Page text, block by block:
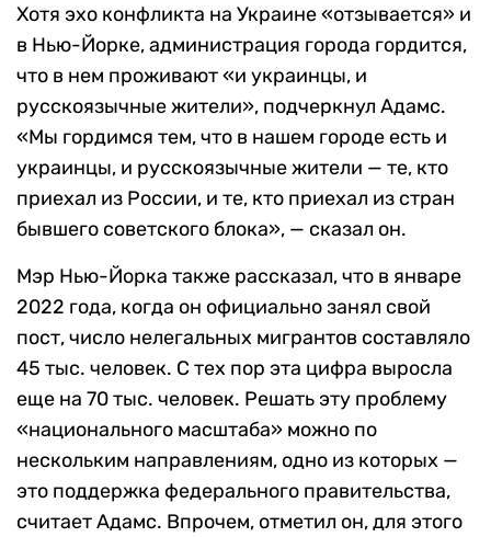
Хотя эхо конфликта на Украине «отзывается» и
в Нью-Йорке, администрация города гордится,
что в нем проживают «и украинцы, и
русскоязычные жители», подчеркнул Адамс.
«Мы гордимся тем, что в нашем городе есть и
украинцы, и русскоязычные жители — те, кто
приехал из России, и те, кто приехал из стран
бывшего советского блока», — сказал он.
Мэр Нью-Йорка также рассказал, что в январе
2022 года, когда он официально занял свой
пост, число нелегальных мигрантов составляло
45 тыс. человек. С тех пор эта цифра выросла
еще на 70 тыс. человек. Решать эту проблему
«национального масштаба» можно по
нескольким направлениям, одно из которых —
это поддержка федерального правительства,
считает Адамс. Впрочем, отметил он, для этого